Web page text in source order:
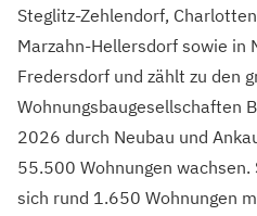
Steglitz-Zehlendorf,
Marzahn-Hellersdorf sowie in
Fredersdorf und zählt zu den
Wohnungsbaugesellschaften
2026 durch Neubau und
55.500 Wohnungen
sich rund 1.650 Wohnungen